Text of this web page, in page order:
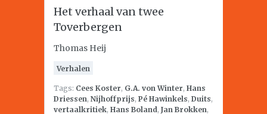
Het verhaal van twee
Toverbergen
Thomas Heij
Verhalen
Tags: Cees Koster, G.A. von Winter, Hans
Driessen, Nijhoffprijs, Pé Hawinkels, Duits,
vertaalkritiek, Hans Boland, Jan Brokken,